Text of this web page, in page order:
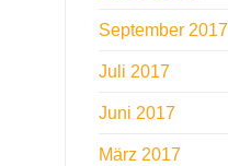
September 2017
Juli 2017
Juni 2017
März 2017